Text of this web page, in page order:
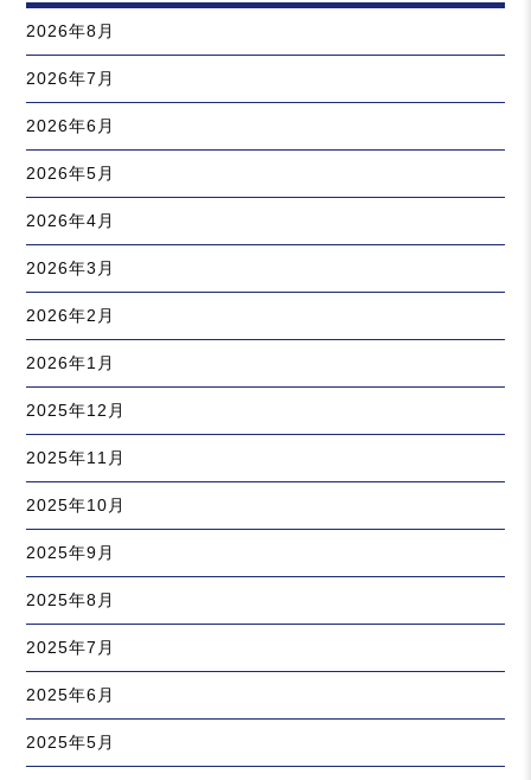
2026年8月
2026年7月
2026年6月
2026年5月
2026年4月
2026年3月
2026年2月
2026年1月
2025年12月
2025年11月
2025年10月
2025年9月
2025年8月
2025年7月
2025年6月
2025年5月